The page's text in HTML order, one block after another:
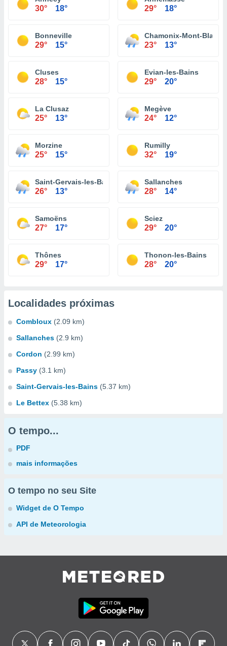
30° 18° 29° 18°
Bonneville
29° 15°
Chamonix-Mont-Blanc
23° 13°
Cluses
28° 15°
Evian-les-Bains
29° 20°
La Clusaz
25° 13°
Megève
24° 12°
Morzine
25° 15°
Rumilly
32° 19°
Saint-Gervais-les-Bains
26° 13°
Sallanches
28° 14°
Samoëns
27° 17°
Sciez
29° 20°
Thônes
29° 17°
Thonon-les-Bains
28° 20°
Localidades próximas
Combloux (2.09 km)
Sallanches (2.9 km)
Cordon (2.99 km)
Passy (3.1 km)
Saint-Gervais-les-Bains (5.37 km)
Le Bettex (5.38 km)
O tempo...
PDF
mais informações
O tempo no seu Site
Widget de O Tempo
API de Meteorologia